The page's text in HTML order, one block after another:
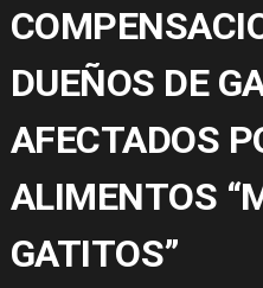
DUEÑOS DE
AFECTADOS
ALIMENTOS
GATITOS”